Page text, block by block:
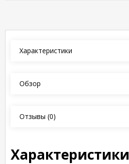
Характеристики
Обзор
Отзывы (0)
Характеристики